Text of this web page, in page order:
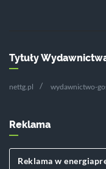
Tytuły
nettg.pl wydawnictwo-
Reklama
Reklama w